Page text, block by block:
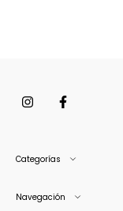
Categorías
Navegación